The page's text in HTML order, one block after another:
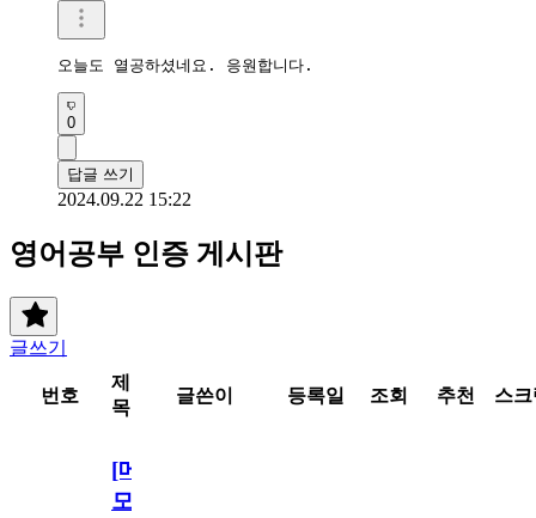
오늘도 열공하셨네요. 응원합니다.
0
답글 쓰기
2024.09.22 15:22
영어공부 인증 게시판
글쓰기
번호
제
목
글쓴이 등록일 조회 추천 스
[메
모